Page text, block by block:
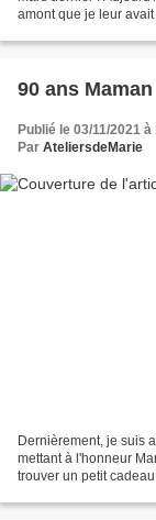
amont que je leur
90 ans
Publié le 03/11/2021 à
Par AteliersdeMarie
Dernièrement, je suis
mettant à l'honneur
trouver un petit